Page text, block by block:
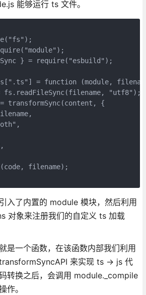
能够运行 ts 文件。
} = require("esbuild");
= function (module,
fs.readFileSync(filename, "utf8");
transformSync(content, {
filename);
入了内置的 module 模块，然后利用
对象来注册我们的自定义 ts 加载
是一个函数，在该函数内部我们利用
来实现 ts -> js 代
转换之后，会调用 module._compile
作。